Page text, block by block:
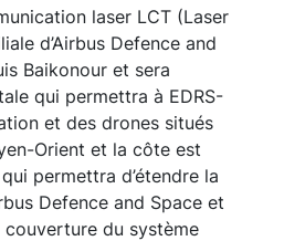
laser LCT (Laser
d’Airbus Defence and
Baikonour et sera
qui permettra à EDRS-
et des drones situés
Orient et la côte est
permettra d’étendre la
Defence and Space et
couverture du système